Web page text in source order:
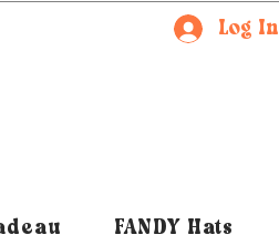
Log In
FANDY Hats